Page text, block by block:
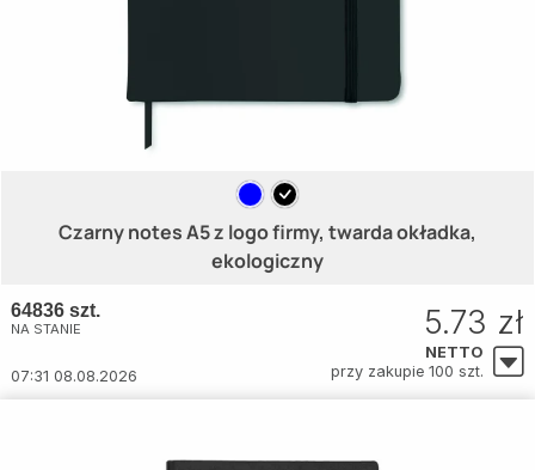
Czarny notes A5 z logo firmy, twarda okładka,
ekologiczny
64836 szt.
NA STANIE
07:31 08.08.2026
5.73 zł
NETTO
przy zakupie 100 szt.